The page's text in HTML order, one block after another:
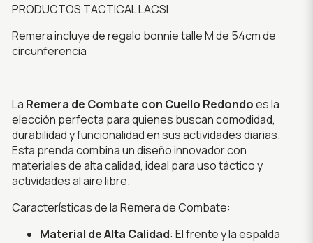
PRODUCTOS TACTICAL LACSI
Remera incluye de regalo bonnie talle M de 54cm de
circunferencia
La Remera de Combate con Cuello Redondoes la
elección perfecta para quienes buscan comodidad,
durabilidad y funcionalidad en sus actividades diarias.
Esta prenda combina un diseño innovador con
materiales de alta calidad, ideal para uso táctico y
actividades al aire libre.
Características de la Remera de Combate:
Material de Alta Calidad: El frente y la espalda